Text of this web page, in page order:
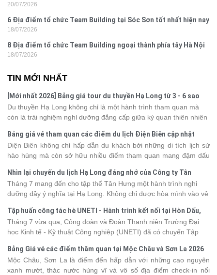
nghi
20/07/2026
6 Địa điểm tổ chức Team Building tại Sóc Sơn tốt nhất hiện nay
18/07/2026
8 Địa điểm tổ chức Team Building ngoại thành phía tây Hà Nội
18/07/2026
TIN MỚI NHẤT
[Mới nhất 2026] Bảng giá tour du thuyền Hạ Long từ 3 - 6 sao
Du thuyền Hạ Long không chỉ là một hành trình tham quan mà
còn là trải nghiệm nghỉ dưỡng đẳng cấp giữa kỳ quan thiên nhiên
khác nhau, khiến nhiều du khách băn khoăn khi lựa chọn. Bài viết
dưới đây sẽ cập nhật bảng giá tour du thuyền Hạ Long mới nhất
2026 từ 3 - 6 sao, giúp bạn dễ dàng so sánh và tìm được hành
trình phù hợp với nhu cầu cũng như ngân sách.
Bảng giá vé tham quan các điểm du lịch Điện Biên cập nhật
2026
Điện Biên không chỉ hấp dẫn du khách bởi những di tích lịch sử
hào hùng mà còn sở hữu nhiều điểm tham quan mang đậm dấu
phá vùng đất này, việc cập nhật trước giá vé sẽ giúp bạn chủ
động hơn trong lịch trình và chi phí. Cùng Vietsense Travel tham
khảo bảng giá vé tham quan các điểm du lịch Điện Biênmới nhất
năm 2026 ngay dưới đây.
Nhìn lại chuyến du lịch Hạ Long đáng nhớ của Công ty Tân
Hưng 2026
Tháng 7 mang đến cho tập thể Tân Hưng một hành trình nghỉ
dưỡng đầy ý nghĩa tại Hạ Long. Không chỉ được hòa mình vào vẻ
kết, sẻ chia và lưu giữ nhiều khoảnh khắc đáng nhớ. Hãy cùng
nhìn lại chuyến đi ngập tràn niềm vui và những trải nghiệm khó
quên.
Tập huấn công tác hè UNETI - Hành trình kết nối tại Hòn Dấu,
Đồ Sơn
Tháng 7 vừa qua, Công đoàn và Đoàn Thanh niên Trường Đại
học Kinh tế - Kỹ thuật Công nghiệp (UNETI) đã có chuyến Tập
chỉ là dịp nâng cao kỹ năng và chia sẻ kinh nghiệm công tác,
chương trình còn mang đến những hoạt động giao lưu sôi nổi,
góp phần gắn kết tập thể và lưu giữ nhiều kỷ niệm đáng nhớ.
Bảng Giá vé các điểm thăm quan tại Mộc Châu và Sơn La 2026
Mộc Châu, Sơn La là điểm đến hấp dẫn với những cao nguyên
xanh mướt, thác nước hùng vĩ và vô số địa điểm check-in nổi